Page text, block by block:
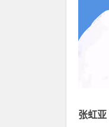
张虹亚